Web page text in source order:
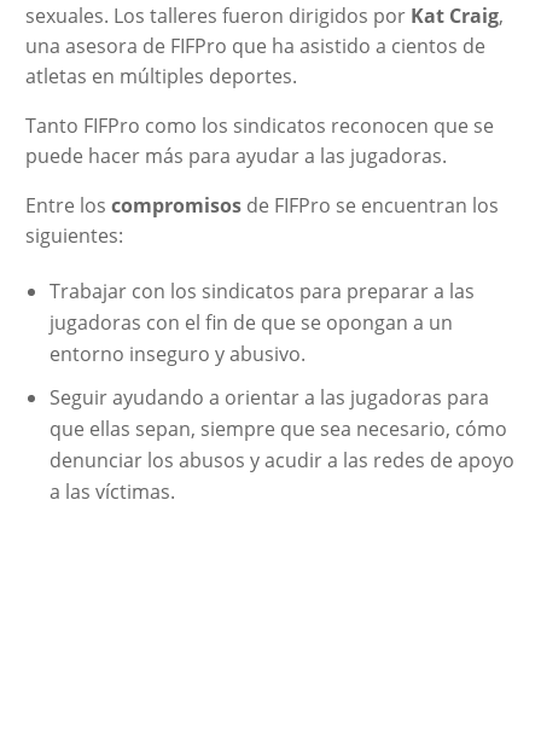
sexuales. Los talleres fueron dirigidos por Kat Craig,
una asesora de FIFPro que ha asistido a cientos de
atletas en múltiples deportes.
Tanto FIFPro como los sindicatos reconocen que se
puede hacer más para ayudar a las jugadoras.
Entre los compromisosde FIFPro se encuentran los
siguientes:
Trabajar con los sindicatos para preparar a las
jugadoras con el fin de que se opongan a un
entorno inseguro y abusivo.
Seguir ayudando a orientar a las jugadoras para
que ellas sepan, siempre que sea necesario, cómo
denunciar los abusos y acudir a las redes de apoyo
a las víctimas.